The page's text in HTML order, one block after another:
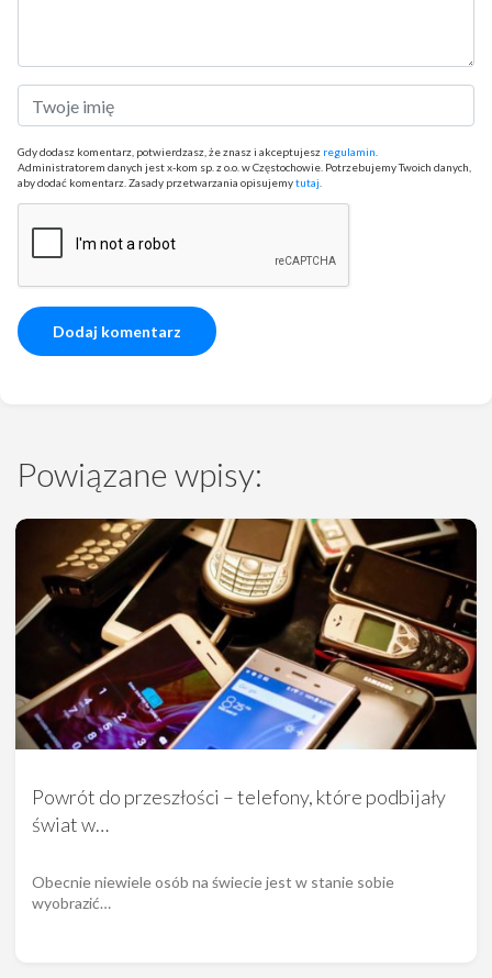
Gdy dodasz komentarz, potwierdzasz, że znasz i akceptujesz regulamin
Administratorem danych jest x-kom sp. z o.o. w Częstochowie. Potrzebujemy Twoich danych,
aby dodać komentarz. Zasady przetwarzania opisujemytutaj
Powiązane wpisy:
Powrót do przeszłości – telefony, które podbijały
świat w…
Obecnie niewiele osób na świecie jest w stanie sobie
wyobrazić…